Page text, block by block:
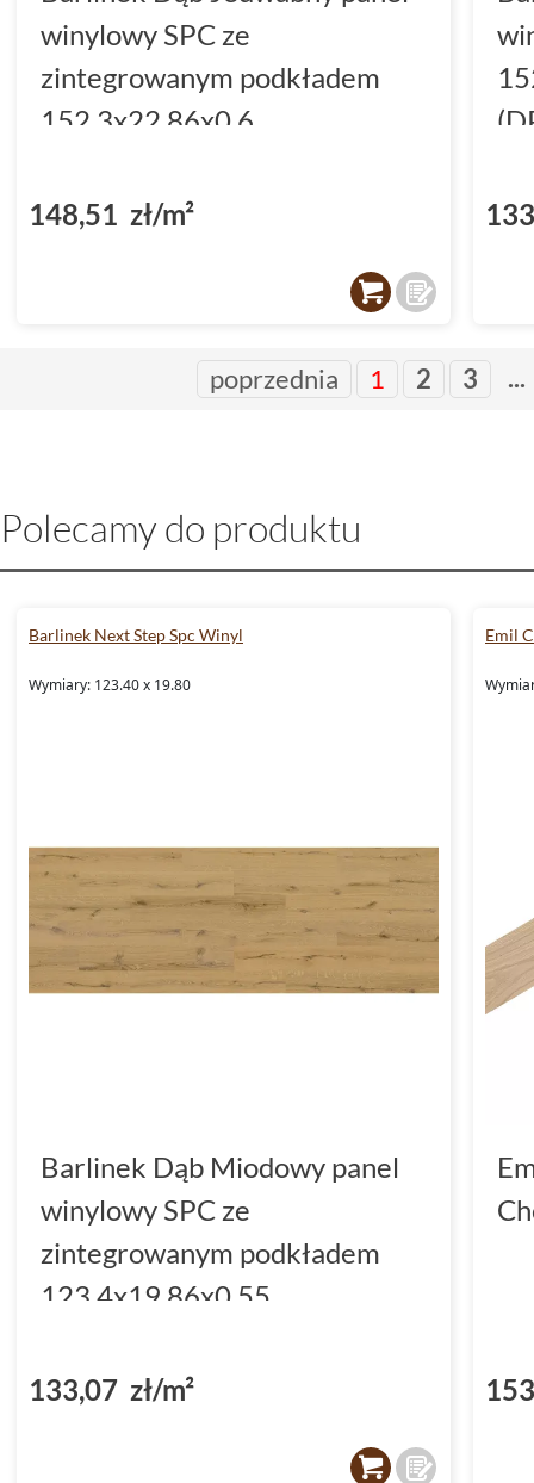
winylowy SPC ze
zintegrowanym podkładem
152.3x22.86x0.6
148,51 zł/m²
poprzednia 1 2 3 ...
Polecamy do produktu
Barlinek Next Step Spc Winyl
Wymiary: 123.40 x 19.80
Barlinek Dąb Miodowy panel
winylowy SPC ze
zintegrowanym podkładem
123.4x19.86x0.55
133,07 zł/m²
Emil